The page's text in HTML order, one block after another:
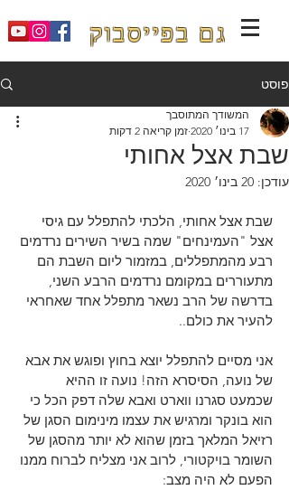
גם בפייסבוק
פוסט
שבת אצל אחותי
המשודך המתוסבך
17 בינו׳ 2020
זמן קריאה 2 דקות
עודכן: 20 בינו׳ 2020
שבת אצל אחותי, הלכתי להתפלל עם גיסי
אצל "העמינחים" שמה בשיר השירים נרדמים
רבע מהמתפללים, במזמור ליום השבת הם
מתעוררים במקומם נרדמים הרבע השני,
בדרשה של הרב נשאר מתפלל אחד שאחראי
להעיר את כולם..
אני מסיים להתפלל יוצא בחוץ ופוגש את אבא
של נועה, הסיסרא הזה! נועה זו ההיא
שכמעט סגרנו ווארט ואבא שלה דפק הכל כי
הוא בונקר ומרגיש את עצמו מינימום הסגן של
רזיאל המלאך בזמן שהוא לא יותר מהסגן של
השומר בויקטורי, לרוב אני מצליח לברוח ממנו
הפעם לא היה מצב: